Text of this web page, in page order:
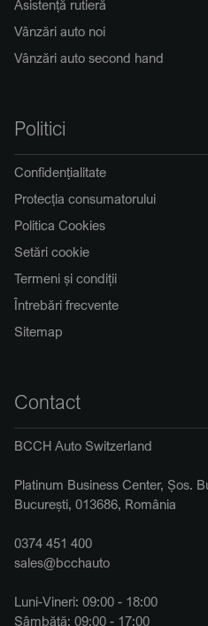
Asistență rutieră
Vânzări auto noi
Vânzări auto second hand
Politici
Confidențialitate
Protecția consumatorului
Politica Cookies
Setări cookie
Termeni și condiții
Întrebări frecvente
Sitemap
Contact
BCCH Auto Switzerland
Platinum Business Center, Șos.
București, 013686, România
0374 451 400
sales@bcchauto
Luni-Vineri: 09:00 - 18:00
Sâmbătă: 09:00 - 17:00